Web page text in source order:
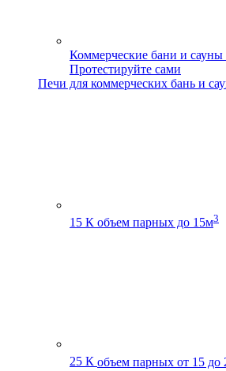
Коммерческие бани и
Протестируйте сами
Печи для коммерческих бань и
15 К объем парных до 15м3
25 К объем парных от 15 до